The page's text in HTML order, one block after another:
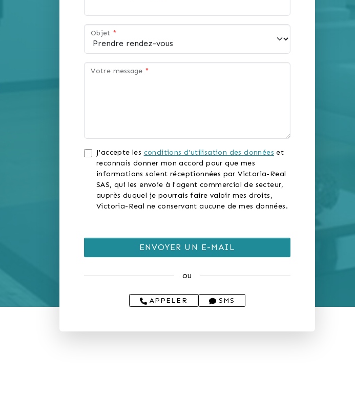
Objet *
Votre message *
J'accepte les conditions d'utilisation des données et
reconnais donner mon accord pour que mes
informations soient réceptionnées par Victoria-Real
SAS, qui les envoie à l'agent commercial de secteur,
auprès duquel je pourrais faire valoir mes droits,
Victoria-Real ne conservant aucune de mes données.
ou
APPELER SMS